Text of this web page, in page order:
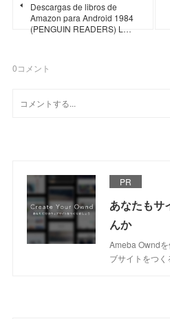
Descargas de libros de
Amazon para Android 1984
(PENGUIN READERS) L…
0コメント
PR
あなたもサ
んか
Ameba Ownd
ブサイトをつく